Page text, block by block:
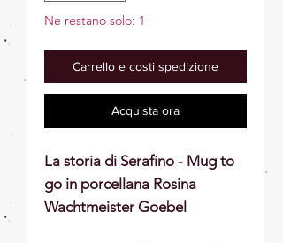
Ne restano solo: 1
Carrello e costi spedizione
Acquista ora
La storia di Serafino - Mug to
go in porcellana Rosina
Wachtmeister Goebel